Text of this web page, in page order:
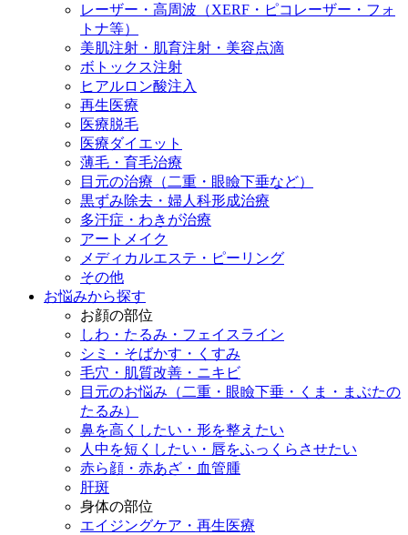
レーザー・高周波（XERF・ピコレーザー・フォ
トナ等）
美肌注射・肌育注射・美容点滴
ボトックス注射
ヒアルロン酸注入
再生医療
医療脱毛
医療ダイエット
薄毛・育毛治療
目元の治療（二重・眼瞼下垂など）
黒ずみ除去・婦人科形成治療
多汗症・わきが治療
アートメイク
メディカルエステ・ピーリング
その他
お悩みから探す
お顔の部位
しわ・たるみ・フェイスライン
シミ・そばかす・くすみ
毛穴・肌質改善・ニキビ
目元のお悩み（二重・眼瞼下垂・くま・まぶたの
たるみ）
鼻を高くしたい・形を整えたい
人中を短くしたい・唇をふっくらさせたい
赤ら顔・赤あざ・血管腫
肝斑
身体の部位
エイジングケア・再生医療